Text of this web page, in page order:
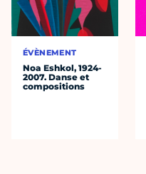
ÉVÈNEMENT
Noa Eshkol, 1924-
2007. Danse et
compositions